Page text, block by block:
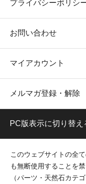
プライバシーポリシ
お問い合わせ
マイアカウント
メルマガ登録・解除
PC版表示に切り替え
このウェブサイトの全
も無断使用することを
（パーツ・天然石カテ